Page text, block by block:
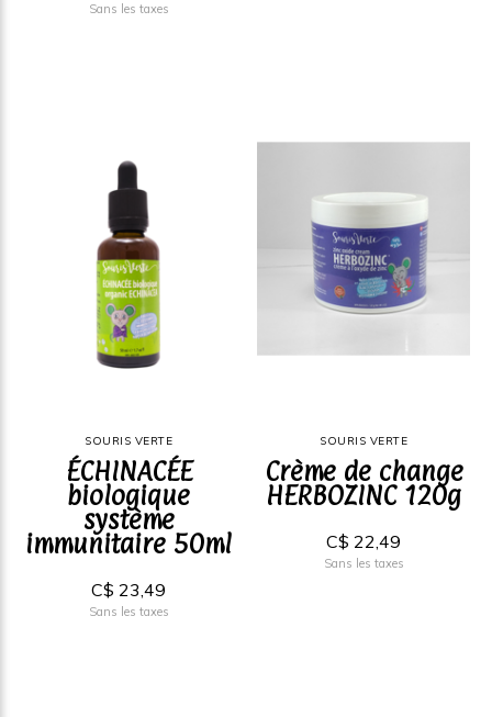
Sans les taxes
SOURIS VERTE
ÉCHINACÉE
biologique
système
immunitaire 50ml
C$ 23,49
Sans les taxes
SOURIS VERTE
Crème de change
HERBOZINC 120g
C$ 22,49
Sans les taxes